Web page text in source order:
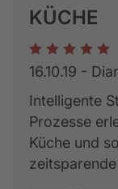
KÜCHE
1 2 3 4 5
16.10.19 -
Intelligente
Prozesse
Küche und